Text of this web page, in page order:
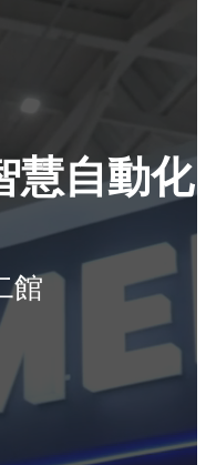
慧自動化
館